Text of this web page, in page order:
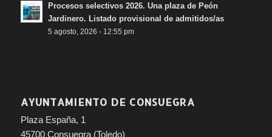
Procesos selectivos 2026. Una plaza de Peón
Jardinero. Listado provisional de admitidos/as
5 agosto, 2026 - 12:55 pm
AYUNTAMIENTO DE CONSUEGRA
Plaza España, 1
45700 Consuegra (Toledo)